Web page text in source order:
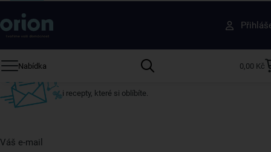
Nabídka 0,00 Kč
Získejte rady, recepty a tipy na slevy dřív než
ostatní
Přihlaste se k odběru našeho newsletteru.
i recepty, které si oblíbíte.
Váš e-mail